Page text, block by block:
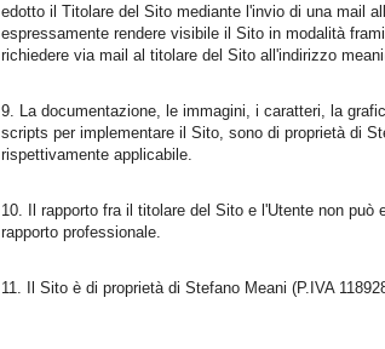
edotto il Titolare del Sito mediante l'invio di una mail
espressamente rendere visibile il Sito in modalità
richiedere via mail al titolare del Sito all'indirizzo
La documentazione, le immagini, i caratteri, la
scripts per implementare il Sito, sono di proprietà di
rispettivamente applicabile.
Il rapporto fra il titolare del Sito e l'Utente non
rapporto professionale.
Il Sito è di proprietà di Stefano Meani (P.IVA